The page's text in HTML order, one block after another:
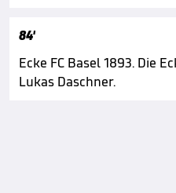
84'
Ecke FC Basel 1893. Die
Lukas Daschner.